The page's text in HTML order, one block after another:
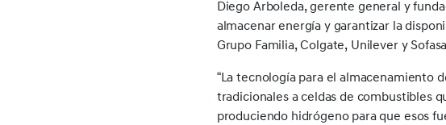
Diego Arboleda, gerente general y
almacenar energía y garantizar la
Grupo Familia, Colgate, Unilever y
“La tecnología para el almacenamiento
tradicionales a celdas de combustibles
produciendo hidrógeno para que esos